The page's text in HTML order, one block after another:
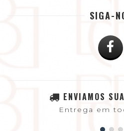
SIGA-
ENVIAMOS
Entrega em